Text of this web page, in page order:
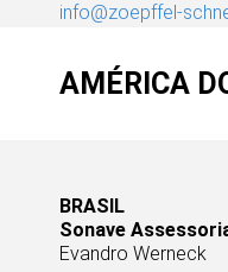
info@zoepffel-
AMÉRICA
BRASIL
Sonave
Evandro Werneck